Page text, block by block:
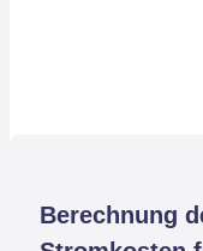
Berechnung